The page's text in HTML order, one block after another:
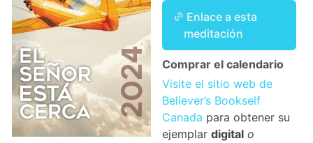
Enlace a esta
meditación
Comprar el calendario
Visite el sitio web de
Believer’s Bookself
Canada para obtener su
ejemplar digital o